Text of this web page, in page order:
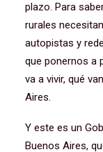
plazo. Para
rurales
autopistas y
que ponernos a
va a vivir, qué
Aires.
Y este es un
Buenos Aires,